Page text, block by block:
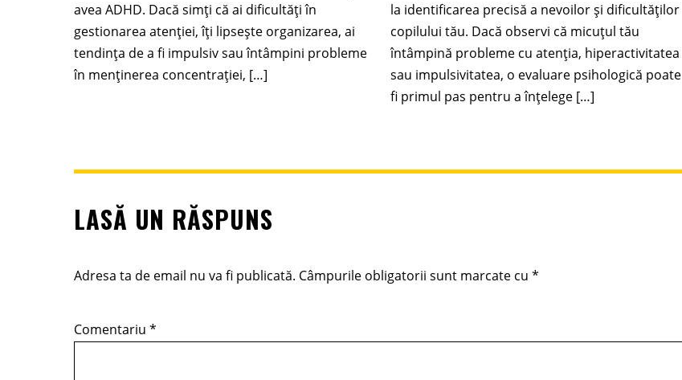
avea ADHD. Dacă simți că ai dificultăți în
gestionarea atenției, îți lipsește organizarea, ai
tendința de a fi impulsiv sau întâmpini probleme
în menținerea concentrației, […]
la identificarea precisă a nevoilor și dificultăților
copilului tău. Dacă observi că micuțul tău
întâmpină probleme cu atenția, hiperactivitatea
sau impulsivitatea, o evaluare psihologică poate
fi primul pas pentru a înțelege […]
LASĂ UN RĂSPUNS
Adresa ta de email nu va fi publicată. Câmpurile obligatorii sunt marcate cu *
Comentariu *